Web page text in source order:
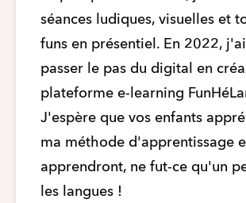
séances ludiques, visuelles et
funs en présentiel. En 2022,
passer le pas du digital en
plateforme e-learning
J'espère que vos enfants
ma méthode d'apprentissage
apprendront, ne fut-ce qu'un
les langues !